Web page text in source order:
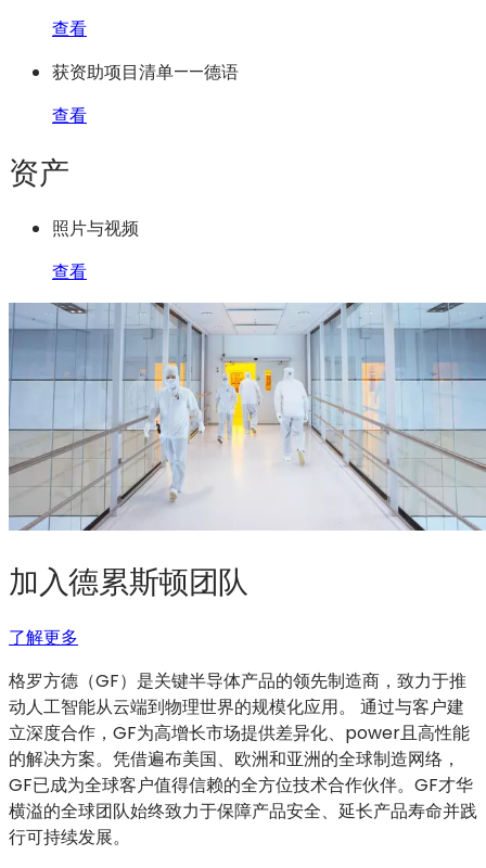
查看
获资助项目清单——德语
查看
资产
照片与视频
查看
加入德累斯顿团队
了解更多
入
德
累
斯
顿
团
队
标
签
页
中
打
开）
格罗方德（GF）是关键半导体产品的领先制造商，致力于推
动人工智能从云端到物理世界的规模化应用。 通过与客户建
立深度合作，GF为高增长市场提供差异化、power且高性能
的解决方案。凭借遍布美国、欧洲和亚洲的全球制造网络，
GF已成为全球客户值得信赖的全方位技术合作伙伴。GF才华
横溢的全球团队始终致力于保障产品安全、延长产品寿命并践
行可持续发展。